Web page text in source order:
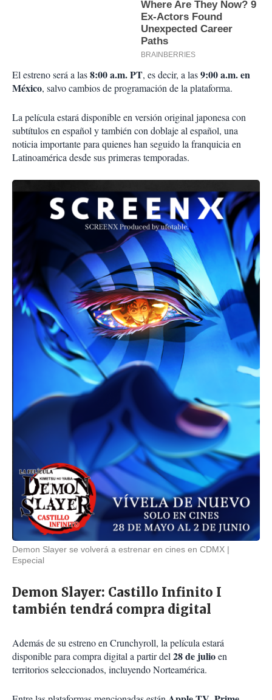
El estreno será a las8:00 a.m. PT, es decir, a las9:00 a.m. en
México, salvo cambios de programación de la plataforma.
La película estará disponible en versión original japonesa con
subtítulos en español y también con doblaje al español, una
noticia importante para quienes han seguido la franquicia en
Latinoamérica desde sus primeras temporadas.
Demon Slayer se volverá a estrenar en cines en CDMX
Especial
Demon Slayer: Castillo Infinito I
también tendrá compra digital
Además de su estreno en Crunchyroll, la película estará
disponible para compra digital a partir del 28 de julioen
territorios seleccionados, incluyendo Norteamérica.